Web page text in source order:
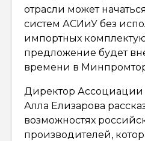
отрасли может
систем АСИиУ без
импортных
предложение будет
времени в
Директор
Алла Елизарова
возможностях
производителей,